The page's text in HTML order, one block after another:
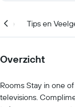
Tips en
Overzicht
Rooms Stay in one
televisions.